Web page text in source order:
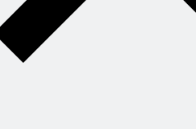
описывал.
своё мнение
пакеты с зип-локом не
— в результате много